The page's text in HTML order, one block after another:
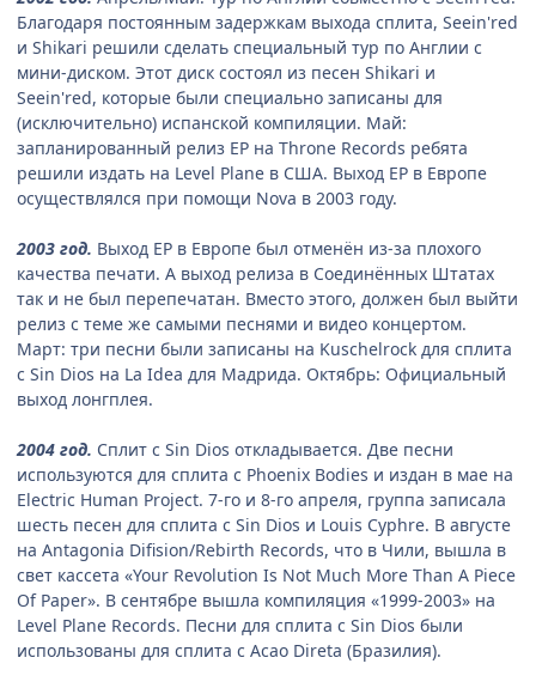
Благодаря постоянным задержкам выхода сплита, Seein'red
и Shikari решили сделать специальный тур по Англии с
мини-диском. Этот диск состоял из песен Shikari и
Seein'red, которые были специально записаны для
(исключительно) испанской компиляции. Май:
запланированный релиз EP на Throne Records ребята
решили издать на Level Plane в США. Выход EP в Европе
осуществлялся при помощи Nova в 2003 году.
2003 год. Выход EP в Европе был отменён из-за плохого
качества печати. А выход релиза в Соединённых Штатах
так и не был перепечатан. Вместо этого, должен был выйти
релиз с теме же самыми песнями и видео концертом.
Март: три песни были записаны на Kuschelrock для сплита
с Sin Dios на La Idea для Мадрида. Октябрь: Официальный
выход лонгплея.
2004 год. Сплит с Sin Dios откладывается. Две песни
используются для сплита с Phoenix Bodies и издан в мае на
Electric Human Project. 7-го и 8-го апреля, группа записала
шесть песен для сплита с Sin Dios и Louis Cyphre. В августе
на Antagonia Difision/Rebirth Records, что в Чили, вышла в
свет кассета «Your Revolution Is Not Much More Than A Piece
Of Paper». В сентябре вышла компиляция «1999-2003» на
Level Plane Records. Песни для сплита с Sin Dios были
использованы для сплита с Acao Direta (Бразилия).